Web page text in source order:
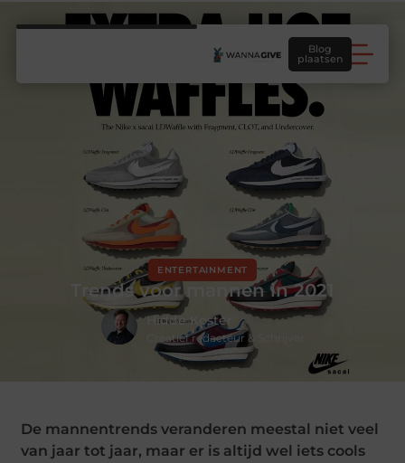
Blog
plaatsen
ENTERTAINMENT
Trends voor mannen in 2021
Hidde Koster
Creatief redacteur & Schrijver
De mannentrends veranderen meestal niet veel
van jaar tot jaar, maar er is altijd wel iets cools